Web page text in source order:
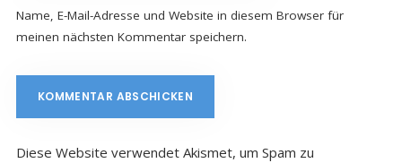
Name, E-Mail-Adresse und Website in diesem Browser für
meinen nächsten Kommentar speichern.
Diese Website verwendet Akismet, um Spam zu